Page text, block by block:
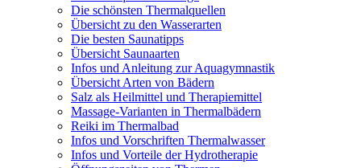
Die schönsten Thermalquellen
Übersicht zu den Wasserarten
Die besten Saunatipps
Übersicht Saunaarten
Infos und Anleitung zur Aquagymnastik
Übersicht Arten von Bädern
Salz als Heilmittel und Therapiemittel
Massage-Varianten in Thermalbädern
Reiki im Thermalbad
Infos und Vorschriften Thermalwasser
Infos und Vorteile der Hydrotherapie